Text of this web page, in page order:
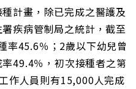
短
網
址
計畫，除已完成之醫護及
疾病管制局之統計，截至
率45.6％；2歲以下幼兒曾
49.4％，初次接種者之第
作人員則有15,000人完成